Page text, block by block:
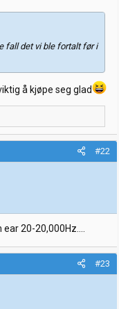
fall det vi ble fortalt før i
å kjøpe seg glad
#22
20-20,000Hz....
#23